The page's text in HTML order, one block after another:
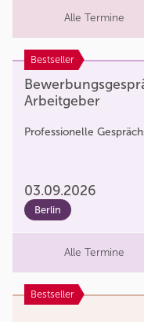
Alle Termine
Bestseller
Arbeitgeber
Professionelle
03.09.2026
Berlin
Alle Termine
Bestseller